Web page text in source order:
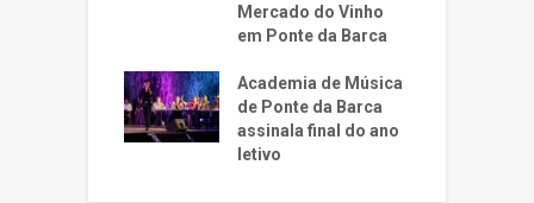
Mercado do Vinho
em Ponte da Barca
Academia de Música
de Ponte da Barca
assinala final do ano
letivo